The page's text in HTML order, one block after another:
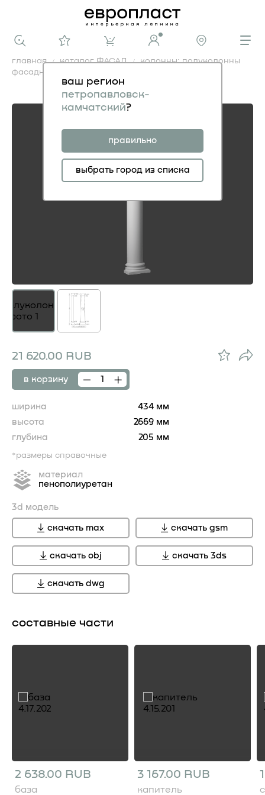
ваш регион
петропавловск-
камчатский?
правильно
выбрать город из списка
главная каталог ФАСАД
колонны: полуколонны
фасадные
полуколонна
21 620.00 RUB
в корзину
ширина
434 мм
высота
2669 мм
глубина
205 мм
*размеры справочные
материал
пенополиуретан
3d модель
скачать max скачать gsm
скачать obj скачать 3ds
скачать dwg
составные части
2 638.00 RUB
база
3 167.00 RUB
капитель